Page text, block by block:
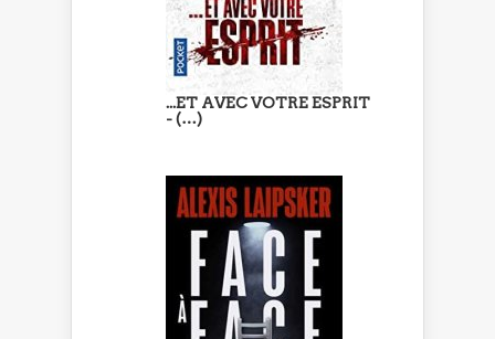
...ET AVEC VOTRE ESPRIT
- (…)